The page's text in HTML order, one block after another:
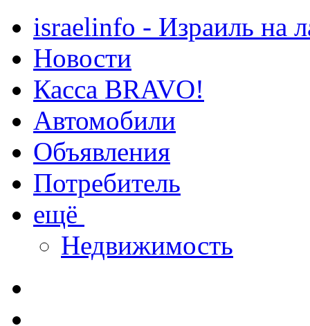
israelinfo - Израиль на
Новости
Касса BRAVO!
Автомобили
Объявления
Потребитель
ещё
Недвижимость